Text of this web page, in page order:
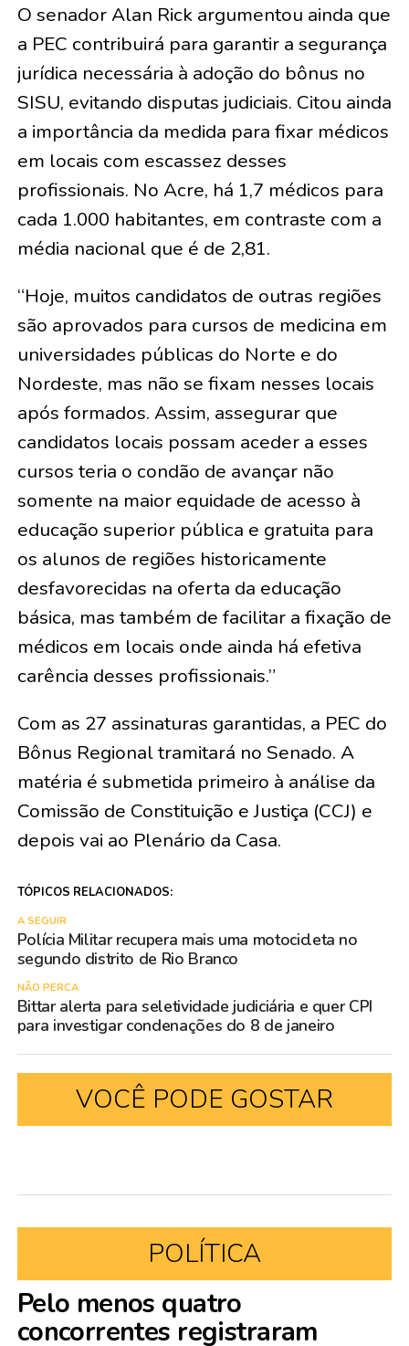
O senador Alan Rick argumentou ainda que
a PEC contribuirá para garantir a segurança
jurídica necessária à adoção do bônus no
SISU, evitando disputas judiciais. Citou ainda
a importância da medida para fixar médicos
em locais com escassez desses
profissionais. No Acre, há 1,7 médicos para
cada 1.000 habitantes, em contraste com a
média nacional que é de 2,81.
“Hoje, muitos candidatos de outras regiões
são aprovados para cursos de medicina em
universidades públicas do Norte e do
Nordeste, mas não se fixam nesses locais
após formados. Assim, assegurar que
candidatos locais possam aceder a esses
cursos teria o condão de avançar não
somente na maior equidade de acesso à
educação superior pública e gratuita para
os alunos de regiões historicamente
desfavorecidas na oferta da educação
básica, mas também de facilitar a fixação de
médicos em locais onde ainda há efetiva
carência desses profissionais.”
Com as 27 assinaturas garantidas, a PEC do
Bônus Regional tramitará no Senado. A
matéria é submetida primeiro à análise da
Comissão de Constituição e Justiça (CCJ) e
depois vai ao Plenário da Casa.
TÓPICOS RELACIONADOS:
A SEGUIR
Polícia Militar recupera mais uma motocicleta no
segundo distrito de Rio Branco
NÃO PERCA
Bittar alerta para seletividade judiciária e quer CPI
para investigar condenações do 8 de janeiro
VOCÊ PODE GOSTAR
POLÍTICA
Pelo menos quatro
concorrentes registraram